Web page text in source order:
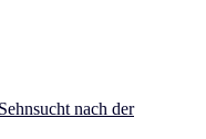
nach der